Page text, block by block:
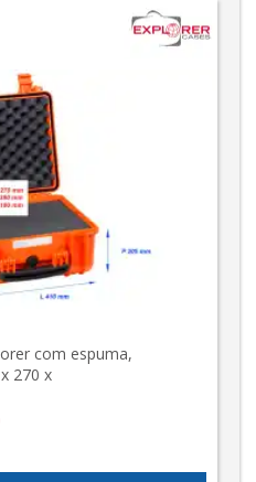
com espuma,
270 x